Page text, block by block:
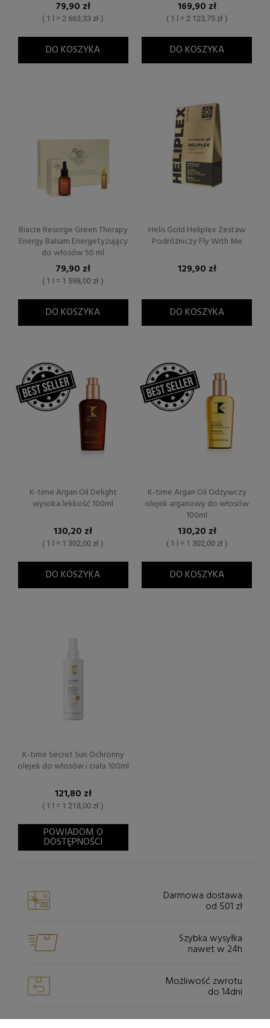
79,90 zł
( 1 l = 2 663,33 zł )
DO KOSZYKA
169,90 zł
( 1 l = 2 123,75 zł )
DO KOSZYKA
Biacre Resorge Green Therapy
Energy Balsam Energetyzujący
do włosów 50 ml
79,90 zł
( 1 l = 1 598,00 zł )
DO KOSZYKA
Helis Gold Heliplex Zestaw
Podróżniczy Fly With Me
129,90 zł
DO KOSZYKA
K-time Argan Oil Delight
wysoka lekkość 100ml
130,20 zł
( 1 l = 1 302,00 zł )
DO KOSZYKA
K-time Argan Oil Odżywczy
olejek arganowy do włosów
100ml
130,20 zł
( 1 l = 1 302,00 zł )
DO KOSZYKA
K-time Secret Sun Ochronny
olejek do włosów i ciała 100ml
121,80 zł
( 1 l = 1 218,00 zł )
POWIADOM O
DOSTĘPNOŚCI
Darmowa dostawa
od 501 zł
Szybka wysyłka
nawet w 24h
Możliwość zwrotu
do 14dni